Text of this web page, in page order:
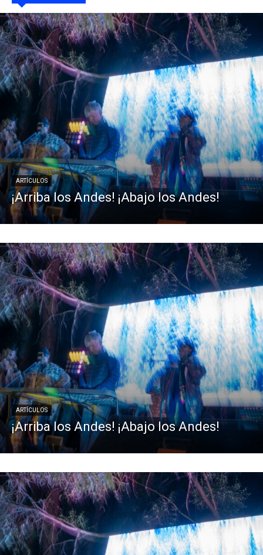
ARTÍCULOS
¡Arriba los Andes! ¡Abajo los Andes!
ARTÍCULOS
¡Arriba los Andes! ¡Abajo los Andes!